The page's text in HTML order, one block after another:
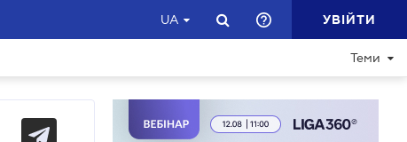
UA УВІЙТИ
Теми